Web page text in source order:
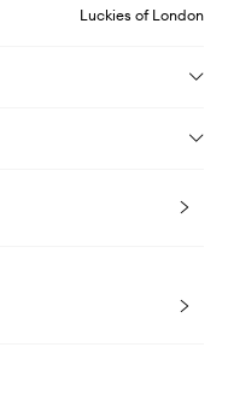
Luckies of London